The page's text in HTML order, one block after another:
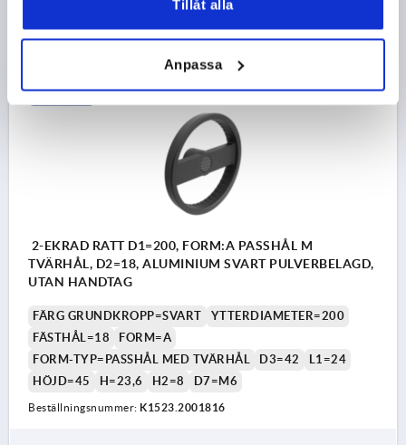
Tillåt alla
Anpassa
exkl. moms
exkl. leveranskostnader
K1523 A
2-EKRAD RATT D1=200, FORM:A PASSHÅL M
TVÄRHÅL, D2=18, ALUMINIUM SVART PULVERBELAGD,
UTAN HANDTAG
FÄRG GRUNDKROPP=SVART
YTTERDIAMETER=200
FÄSTHÅL=18
FORM=A
FORM-TYP=PASSHÅL MED TVÄRHÅL
D3=42
L1=24
HÖJD=45
H=23,6 H2=8 D7=M6
Beställningsnummer: K1523.2001816